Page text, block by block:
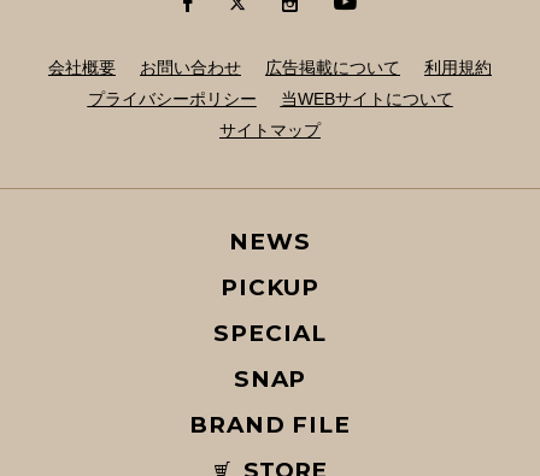
会社概要 お問い合わせ 広告掲載について
利用規約
プライバシーポリシー
当WEBサイトについて
サイトマップ
NEWS
PICKUP
SPECIAL
SNAP
BRAND FILE